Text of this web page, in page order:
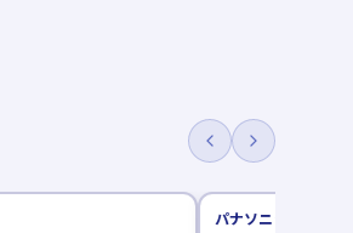
パナソニック ホームズ